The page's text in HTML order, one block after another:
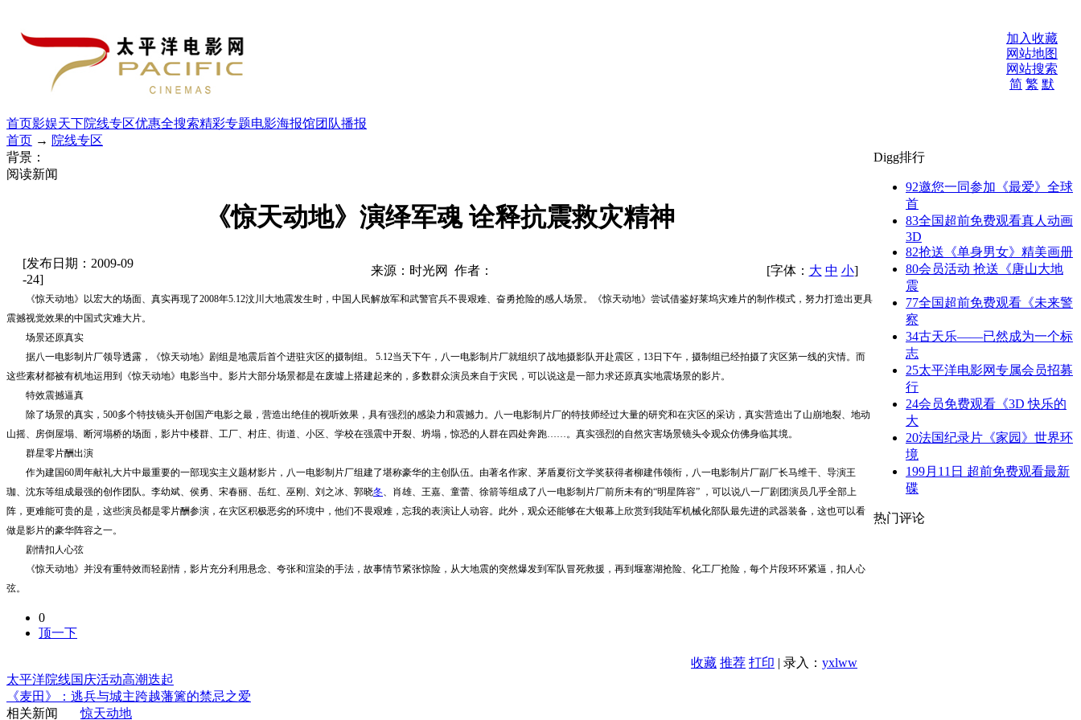
加入收藏
网站地图
网站搜索
简 繁 默
首页影娱天下院线专区优惠全搜索精彩专题电影海报馆团队播报
首页 → 院线专区
背景：
阅读新闻
《惊天动地》演绎军魂 诠释抗震救灾精神
[发布日期：2009-09
-24]
来源：时光网 作者： [字体： 大 中 小]
《惊天动地》以宏大的场面、真实再现了2008年5.12汶川大地震发生时，中国人民解放军和武警官兵不畏艰难、奋勇抢险的感人场景。《惊天动地》尝试借鉴好莱坞灾难片的制作模式，努力打造出更具
震撼视觉效果的中国式灾难大片。
场景还原真实
据八一电影制片厂领导透露，《惊天动地》剧组是地震后首个进驻灾区的摄制组。
5.12当天下午，八一电影制片厂就组织了战地摄影队开赴震区， 13日下午，摄制组已经拍摄了灾区第一线的灾情。而
这些素材都被有机地运用到《惊天动地》电影当中。影片大部分场景都是在废墟上搭建起来的，多数群众演员来自于灾民，可以说这是一部力求还原真实地震场景的影片。
特效震撼逼真
除了场景的真实， 500多个特技镜头开创国产电影之最，营造出绝佳的视听效果，具有强烈的感染力和震撼力。八一电影制片厂的特技师经过大量的研究和在灾区的采访，真实营造出了山崩地裂、地动
山摇、房倒屋塌、断河塌桥的场面，影片中楼群、工厂、村庄、街道、小区、学校在强震中开裂、坍塌，惊恐的人群在四处奔跑……。真实强烈的自然灾害场景镜头令观众仿佛身临其境。
群星零片酬出演
作为建国60周年献礼大片中最重要的一部现实主义题材影片，八一电影制片厂组建了堪称豪华的主创队伍。由著名作家、茅盾夏衍文学奖获得者柳建伟领衔，八一电影制片厂副厂长马维干、导演王
珈、沈东等组成最强的创作团队。李幼斌、侯勇、宋春丽、岳红、巫刚、刘之冰、郭晓冬、肖雄、王嘉、童蕾、徐箭等组成了八一电影制片厂前所未有的“明星阵容” ，可以说八一厂剧团演员几乎全部上
阵，更难能可贵的是，这些演员都是零片酬参演，在灾区积极恶劣的环境中，他们不畏艰难，忘我的表演让人动容。此外，观众还能够在大银幕上欣赏到我陆军机械化部队最先进的武器装备，这也可以看
做是影片的豪华阵容之一。
剧情扣人心弦
《惊天动地》并没有重特效而轻剧情，影片充分利用悬念、夸张和渲染的手法，故事情节紧张惊险，从大地震的突然爆发到军队冒死救援，再到堰塞湖抢险、化工厂抢险，每个片段环环紧逼，扣人心
弦。
0
顶一下
收藏 推荐 打印 | 录入： yxlww
太平洋院线国庆活动高潮迭起
《麦田》：逃兵与城主跨越藩篱的禁忌之爱
相关新闻
惊天动地
Digg排行
92邀您一同参加《最爱》全球
首
83全国超前免费观看真人动画
3D
82抢送《单身男女》精美画册
80会员活动 抢送《唐山大地
震
77全国超前免费观看《未来警
察
34古天乐——已然成为一个标
志
25太平洋电影网专属会员招募
行
24会员免费观看《3D 快乐的
大
20法国纪录片《家园》世界环
境
199月11日 超前免费观看最新
碟
热门评论